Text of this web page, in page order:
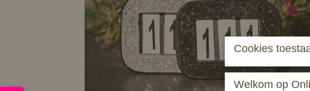
Cookies
Welkom op